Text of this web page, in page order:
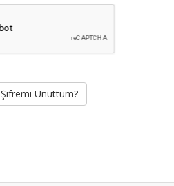
Şifremi Unuttum?